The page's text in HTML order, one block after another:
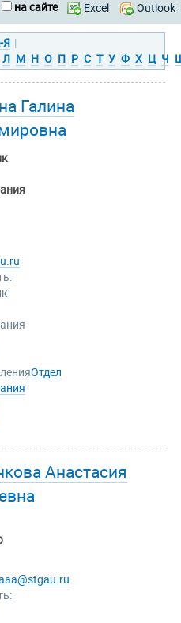
на сайте Excel Outlook
Я |
Л М Н О П Р С Т У Ф Х Ц Ч
Галина
Отдел
Анастасия